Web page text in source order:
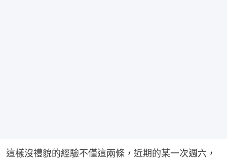
這樣沒禮貌的經驗不僅這兩條，近期的某一次週六，